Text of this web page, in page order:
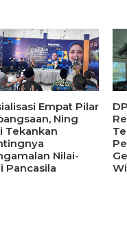
Empat Pilar
Ning
Tekankan
Nilai-
Pancasila